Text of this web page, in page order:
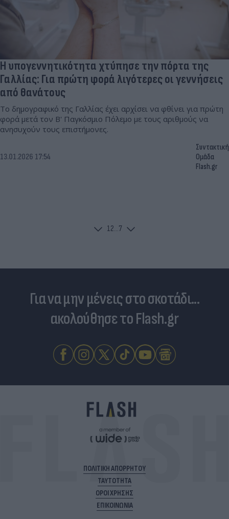
Η υπογεννητικότητα χτύπησε την πόρτα της
Γαλλίας: Για πρώτη φορά λιγότερες οι γεννήσεις
από θανάτους
Το δημογραφικό της Γαλλίας έχει αρχίσει να φθίνει για πρώτη
φορά μετά τον Β' Παγκόσμιο Πόλεμο με τους αριθμούς να
ανησυχούν τους επιστήμονες.
13.01.2026 17:54
Συντακτική
Ομάδα
Flash.gr
12...7
Για να μην μένεις στο σκοτάδι...
ακολούθησε το Flash.gr
ΠΟΛΙΤΙΚΗ ΑΠΟΡΡΗΤΟΥ
ΤΑΥΤΟΤΗΤΑ
ΟΡΟΙ ΧΡΗΣΗΣ
ΕΠΙΚΟΙΝΩΝΙΑ